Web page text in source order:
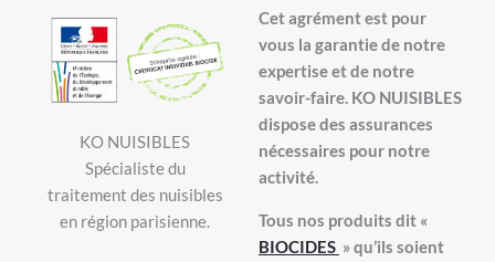
KO NUISIBLES
Spécialiste du
traitement des nuisibles
en région parisienne.
Cet agrément est pour
vous la garantie de notre
expertise et de notre
savoir-faire. KO NUISIBLES
dispose des assurances
nécessaires pour notre
activité.
Tous nos produits dit «
BIOCIDES » qu’ils soient